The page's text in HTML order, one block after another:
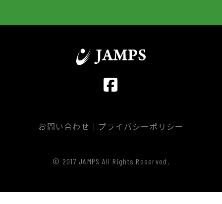
お問い合わせ プライバシーポリシー
© 2017 JAMPS All Rights Reserved.